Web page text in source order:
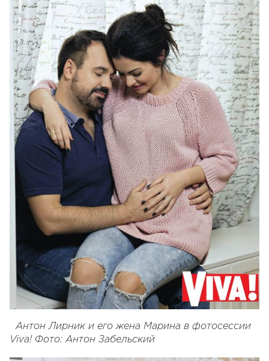
Антон Лирник и его жена Марина в фотосессии
Viva! Фото: Антон Забельский